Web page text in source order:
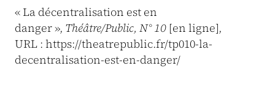
« La décentralisation est en
danger », Théâtre/Public, N° 10 [en ligne],
URL : https://theatrepublic.fr/tp010-la-
decentralisation-est-en-danger/